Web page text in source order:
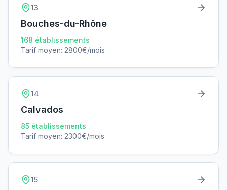
13
Bouches-du-Rhône
168 établissements
Tarif moyen: 2800€/mois
14
Calvados
85 établissements
Tarif moyen: 2300€/mois
15